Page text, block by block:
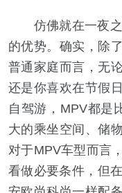
仿佛就在一夜之
的优势。确实，除
普通家庭而言，无
还是你喜欢在节假
自驾游，MPV都是
大的乘坐空间、储
对于MPV车型而言
看做必要条件，但